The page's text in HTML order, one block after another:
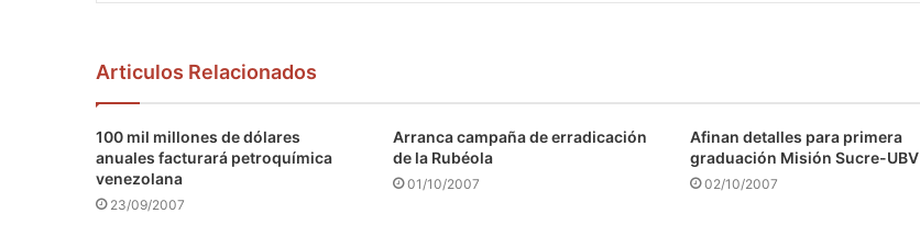
Articulos Relacionados
100 mil millones de dólares
anuales facturará petroquímica
venezolana
23/09/2007
Arranca campaña de erradicación
de la Rubéola
01/10/2007
Afinan detalles para primera
graduación Misión Sucre-UBV
02/10/2007